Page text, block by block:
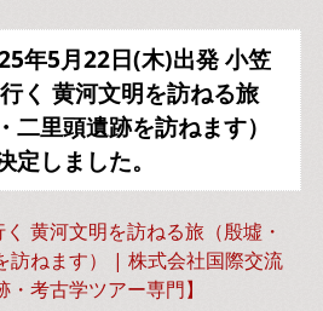
年5月22日(木)出発 小笠
く 黄河文明を訪ねる旅
二里頭遺跡を訪ねます）
定しました。
黄河文明を訪ねる旅（殷墟・
訪ねます） | 株式会社国際交流
考古学ツアー専門】